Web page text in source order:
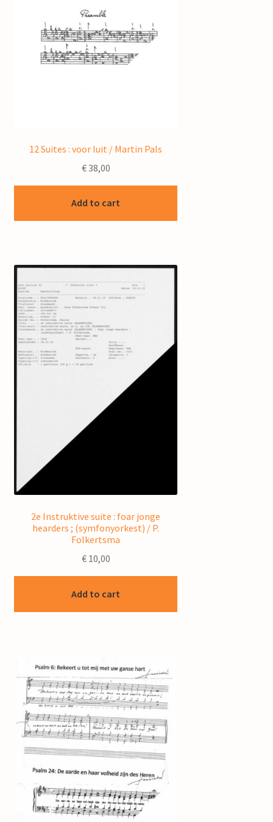
12 Suites : voor luit / Martin Pals
€38,00
Add to cart
2e Instruktive suite : foar jonge
hearders ; (symfonyorkest) / P.
Folkertsma
€10,00
Add to cart